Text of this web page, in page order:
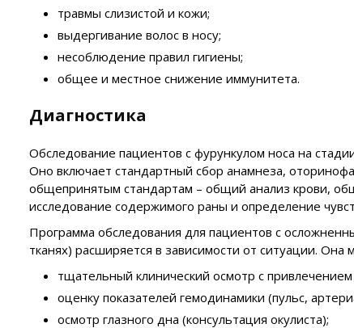
травмы слизистой и кожи;
выдергивание волос в носу;
несоблюдение правил гигиены;
общее и местное снижение иммунитета.
Диагностика
Обследование пациентов с фурункулом носа на
Оно включает стандартный сбор анамнеза,
общепринятым стандартам – общий анализ крови,
исследование содержимого раны и определение
Программа обследования для пациентов с
тканях) расширяется в зависимости от ситуации. Она
тщательный клинический осмотр с
оценку показателей гемодинамики (пульс,
осмотр глазного дна (консультация окулиста);